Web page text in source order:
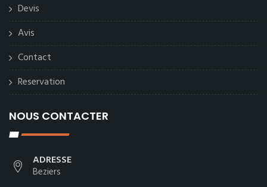
Devis
Avis
Contact
Reservation
NOUS CONTACTER
ADRESSE
Beziers